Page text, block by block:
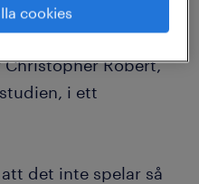
De tror även
aggressiv och
Robert,
i ett
det inte spelar så
cookies